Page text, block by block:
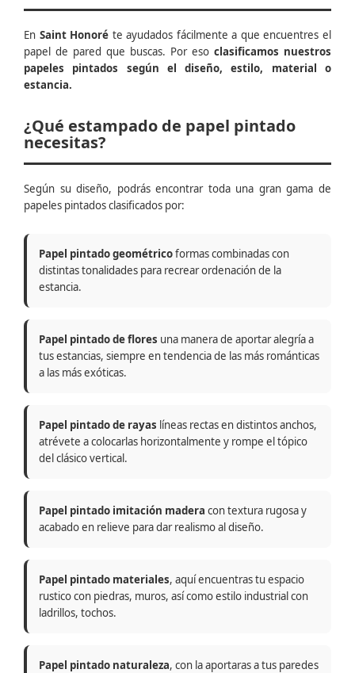
En Saint Honoré te ayudados fácilmente a que encuentres el
papel de pared que buscas. Por eso clasificamos nuestros
papeles pintados según el diseño, estilo, material o
estancia.
¿Qué estampado de papel pintado
necesitas?
Según su diseño, podrás encontrar toda una gran gama de
papeles pintados clasificados por:
Papel pintado geométricoformas combinadas con
distintas tonalidades para recrear ordenación de la
estancia.
Papel pintado de flores una manera de aportar alegría a
tus estancias, siempre en tendencia de las más románticas
a las más exóticas.
Papel pintado de rayas líneas rectas en distintos anchos,
atrévete a colocarlas horizontalmente y rompe el tópico
del clásico vertical.
Papel pintado imitación madera con textura rugosa y
acabado en relieve para dar realismo al diseño.
Papel pintado materiales, aquí encuentras tu espacio
rustico con piedras, muros, así como estilo industrial con
ladrillos, tochos.
Papel pintado naturaleza, con la aportaras a tus paredes